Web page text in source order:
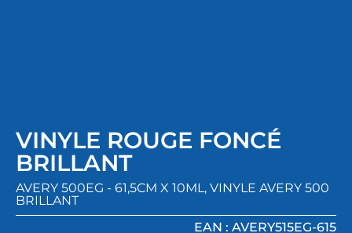
VINYLE ROUGE FONCÉ
BRILLANT
AVERY 500EG - 61,5CM X 10ML , VINYLE AVERY 500
BRILLANT
EAN : AVERY515EG-615